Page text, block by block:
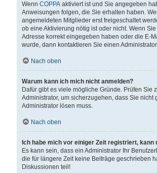
Wenn COPPA aktiviert ist und Sie angegeben
Anweisungen folgen, die Sie erhalten haben.
angemeldeten Mitglieder erst freigeschaltet
ob eine Aktivierung nötig ist oder nicht. Wenn
Adresse korrekt eingegeben haben oder die E-
wurde, dann kontaktieren Sie einen
Nach oben
Warum kann ich mich nicht anmelden?
Dafür gibt es viele mögliche Gründe. Prüfen Sie
Administrator, um sicherzugehen, dass Sie
Administrator lösen muss.
Nach oben
Ich habe mich vor einiger Zeit registriert,
Es kann sein, dass ein Administrator Ihr
die für längere Zeit keine Beiträge geschrieben
Diskussionen teil!